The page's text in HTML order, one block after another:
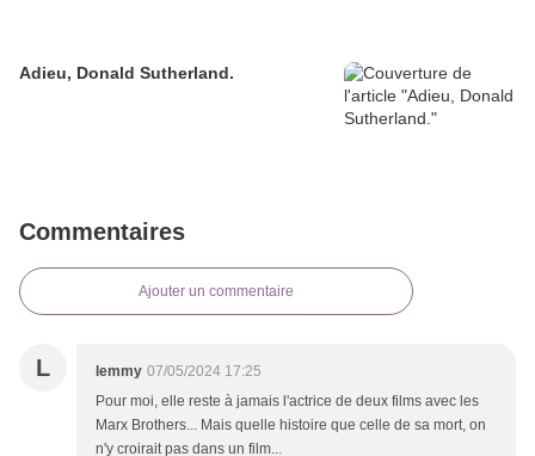
Adieu, Donald Sutherland.
Commentaires
Ajouter un commentaire
L lemmy 07/05/2024 17:25
Pour moi, elle reste à jamais l'actrice de deux films avec les
Marx Brothers... Mais quelle histoire que celle de sa mort, on
n'y croirait pas dans un film...